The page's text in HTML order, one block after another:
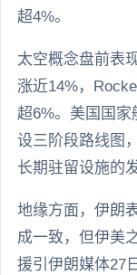
超4%。
太空概念盘前表
涨近14%，
超6%。美国国
设三阶段路线图
长期驻留设施的
地缘方面，伊朗
成一致，但伊美
援引伊朗媒体27